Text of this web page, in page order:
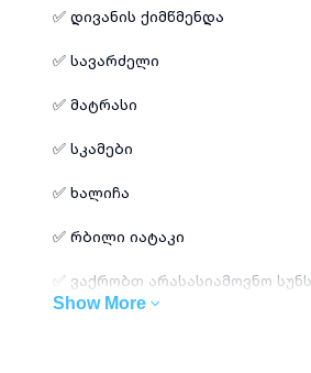
✅ დივანის ქიმწმენდა
✅ სავარძელი
✅ მატრასი
✅ სკამები
✅ ხალიჩა
✅ რბილი იატაკი
✅ ვაქრობთ არასასიამოვნო
Show More